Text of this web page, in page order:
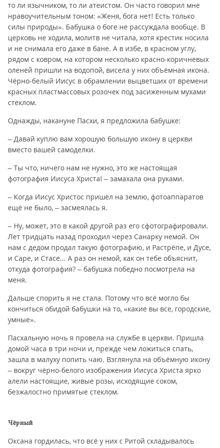
то ли язычником, то ли атеистом. Он часто говорил мне
нравоучительным тоном: «Женя, бога нет! Есть только
силы природы». Бабушка о боге не рассуждала вообще. В
церковь не ходила, молитв не читала, хотя крестик носила
и не снимала его даже в бане. А в избе, в красном углу,
рядом с ковром, на котором несколько красно-коричневых
оленей пришли на водопой, висела у них объёмная икона.
Чёрно-белый Иисус в обрамлении выцветших от времени
красных пластмассовых розочек под засиженным мухами
стеклом.
Однажды, накануне Пасхи, я предложила бабушке:
– Давай куплю вам хорошую большую икону в церкви
вместо вашей самоделки.
– Ты что, ничего нам не нужно, это же настоящая
фотография Иисуса Христа! – замахала она руками.
– Когда Иисус Христос пришёл на землю, фотоаппаратов
ещё не было, – засмеялась я.
– Ну, может, это в какой другой раз его сфотографировали.
Лет тридцать назад проходил через Санарку немой. Он
нам с дедом продал такую фотографию, и Растрёпе, и Дусе,
и Саре, и Стасе... А раз он немой, как он тебе объяснит,
откуда фотография? – бабушка победно посмотрела на
меня.
Дальше спорить я не стала. Потому что всё могло бы
кончиться обидой бабушки на то, «какие вы все, городские,
умные».
Пасхальную ночь я провела на службе в церкви. Пришла
домой часа в три ночи и, прежде чем ложиться спать,
зашла в малуху попить чаю. Взглянула на объёмную икону
– вокруг чёрно-белого изображения Иисуса Христа ярко
алели настоящие, живые розы, исходящие соком,
безжалостно примятые стеклом.
Чёрный
Оксана гордилась, что всё у них с Ритой складывалось